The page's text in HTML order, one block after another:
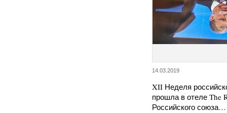
14.03.2019
XII Неделя
прошла в отеле The
Российского союза…